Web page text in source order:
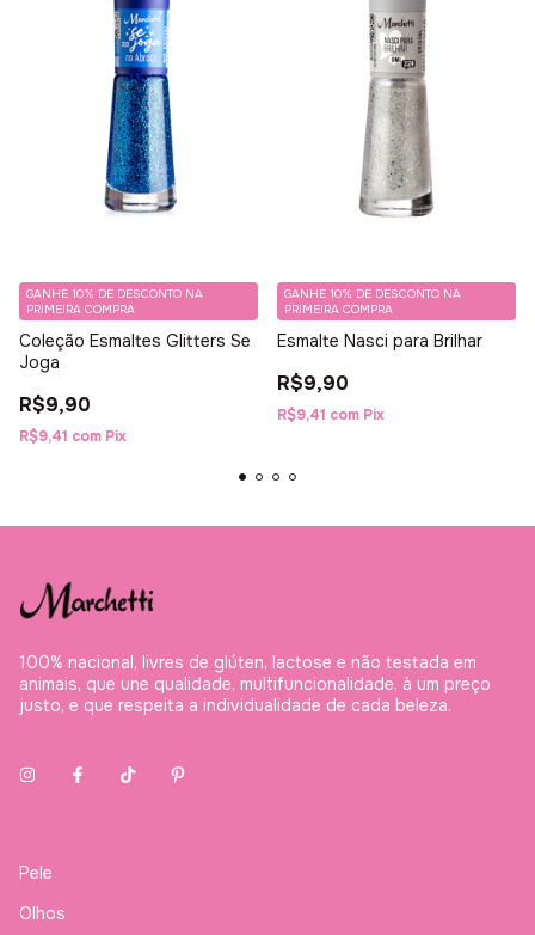
Coleção Esmaltes Glitters Se
Joga
R$9,90
R$9,41 com Pix
GANHE 10% DE DESCONTO NA
PRIMEIRA COMPRA
Esmalte Nasci para Brilhar
R$9,90
R$9,41 com Pix
GANHE 10% DE DESCONTO NA
PRIMEIRA COMPRA
100% nacional, livres de glúten, lactose e não testada em
animais, que une qualidade, multifuncionalidade, à um preço
justo, e que respeita a individualidade de cada beleza.
Pele
Olhos